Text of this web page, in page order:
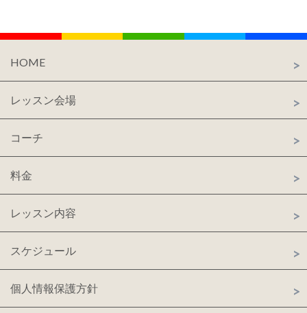
HOME
レッスン会場
コーチ
料金
レッスン内容
スケジュール
個人情報保護方針